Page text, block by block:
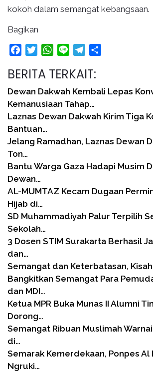
kokoh dalam semangat kebangsaan.
Bagikan
FacebookTwitterWhatsApp
Line Telegram
BERITA TERKAIT:
Dewan Dakwah Kembali Lepas
Kemanusiaan Tahap…
Laznas Dewan Dakwah Kirim Tiga
Bantuan…
Jelang Ramadhan, Laznas Dewan
Ton…
Bantu Warga Gaza Hadapi Musim
Dewan…
AL-MUMTAZ Kecam Dugaan
Hijab di…
SD Muhammadiyah Palur Terpilih
Sekolah…
3 Dosen STIM Surakarta Berhasil
dan…
Semangat dan Keterbatasan,
Bangkitkan Semangat Para
dan MDI…
Ketua MPR Buka Munas II Alumni
Dorong…
Semangat Ribuan Muslimah
di…
Semarak Kemerdekaan, Ponpes Al
Ngruki…